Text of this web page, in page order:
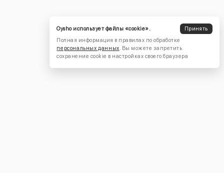
Oysho использует файлы «cookie».
Принять
Полная информация в правилах по обработке
персональных данных. Вы можете запретить
сохранение cookie в настройках своего браузера